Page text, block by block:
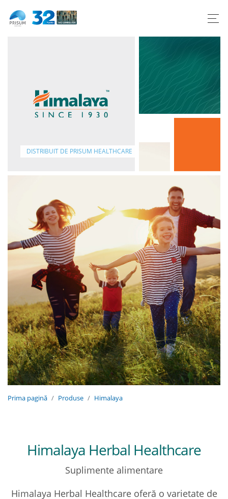
DISTRIBUIT DE PRISUM HEALTHCARE
Prima pagină Produse Himalaya
Himalaya Herbal Healthcare
Suplimente alimentare
Himalaya Herbal Healthcare oferă o varietate de